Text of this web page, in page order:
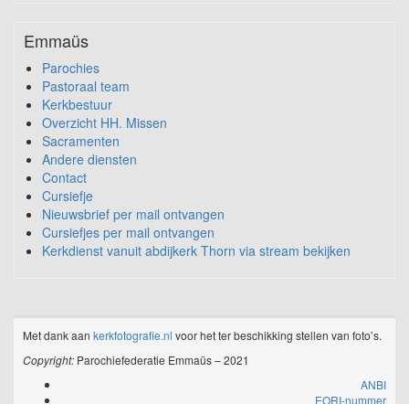
Emmaüs
Parochies
Pastoraal team
Kerkbestuur
Overzicht HH. Missen
Sacramenten
Andere diensten
Contact
Cursiefje
Nieuwsbrief per mail ontvangen
Cursiefjes per mail ontvangen
Kerkdienst vanuit abdijkerk Thorn via stream bekijken
Met dank aan kerkfotografie.nl voor het ter beschikking stellen van foto’s.
Copyright: Parochiefederatie Emmaüs – 2021
ANBI
EORI-nummer